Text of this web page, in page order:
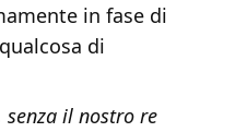
in fase di
di
senza il nostro re